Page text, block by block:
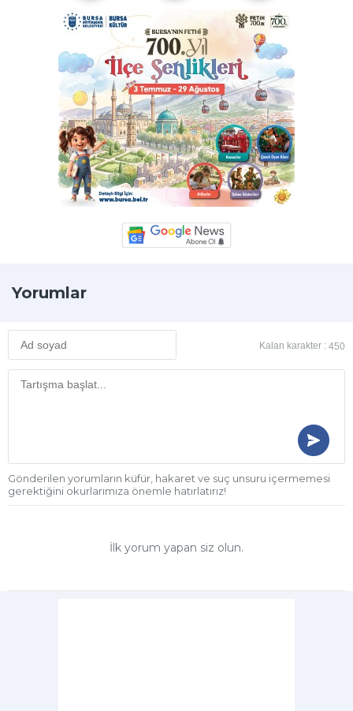
Yorumlar
Kalan karakter : 450
Gönderilen yorumların küfür, hakaret ve suç unsuru içermemesi
gerektiğini okurlarımıza önemle hatırlatırız!
İlk yorum yapan siz olun.